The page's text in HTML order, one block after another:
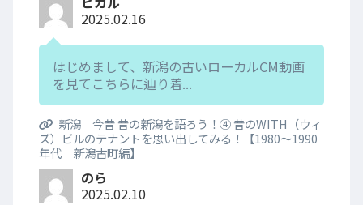
2025.02.16
はじめまして、新潟の古いローカルCM動画
を見てこちらに辿り着...
新潟 今昔 昔の新潟を語ろう！④ 昔のWITH（ウィ
ズ）ビルのテナントを思い出してみる！【1980～1990
年代 新潟古町編】
のら
2025.02.10